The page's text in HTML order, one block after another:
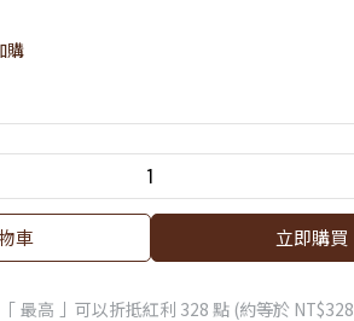
購
車 立即購買
最高 」可以折抵紅利 328 點 (約等於 NT$328